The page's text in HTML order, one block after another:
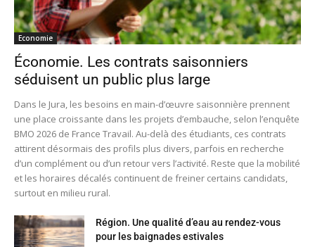
Economie
Économie. Les contrats saisonniers
séduisent un public plus large
Dans le Jura, les besoins en main-d’œuvre saisonnière prennent
une place croissante dans les projets d’embauche, selon l’enquête
BMO 2026 de France Travail. Au-delà des étudiants, ces contrats
attirent désormais des profils plus divers, parfois en recherche
d’un complément ou d’un retour vers l’activité. Reste que la mobilité
et les horaires décalés continuent de freiner certains candidats,
surtout en milieu rural.
Région. Une qualité d’eau au rendez-vous
pour les baignades estivales